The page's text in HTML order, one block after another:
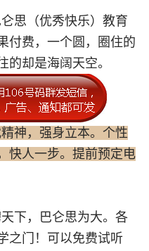
思（优秀快乐）教育
费，一个圆，圈住的
的却是海阔天空。
神，强身立本。个性
快人一步。提前预定电
下，巴仑思为大。各
之门！可以免费试听